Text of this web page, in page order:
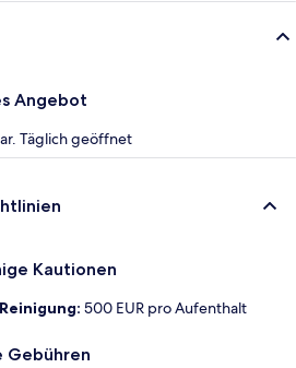
Angebot
Täglich geöffnet
Kautionen
500 EUR pro Aufenthalt
Gebühren